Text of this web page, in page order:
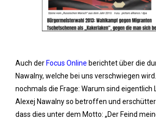
Auch der Focus Online berichtet über die
Nawalny, welche bei uns verschwiegen
nochmals die Frage: Warum sind eigentlich
Alexej Nawalny so betroffen und
dass dies unter dem Motto: „Der Feind